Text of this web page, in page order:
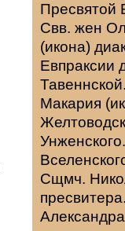
Пресвятой
Свв. жен
(икона)
Евпраксии
Макария (
Сщмч.
Александра